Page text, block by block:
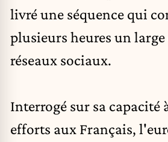
livré une séquence qui
plusieurs heures un large
réseaux sociaux.
Interrogé sur sa capacité
efforts aux Français,